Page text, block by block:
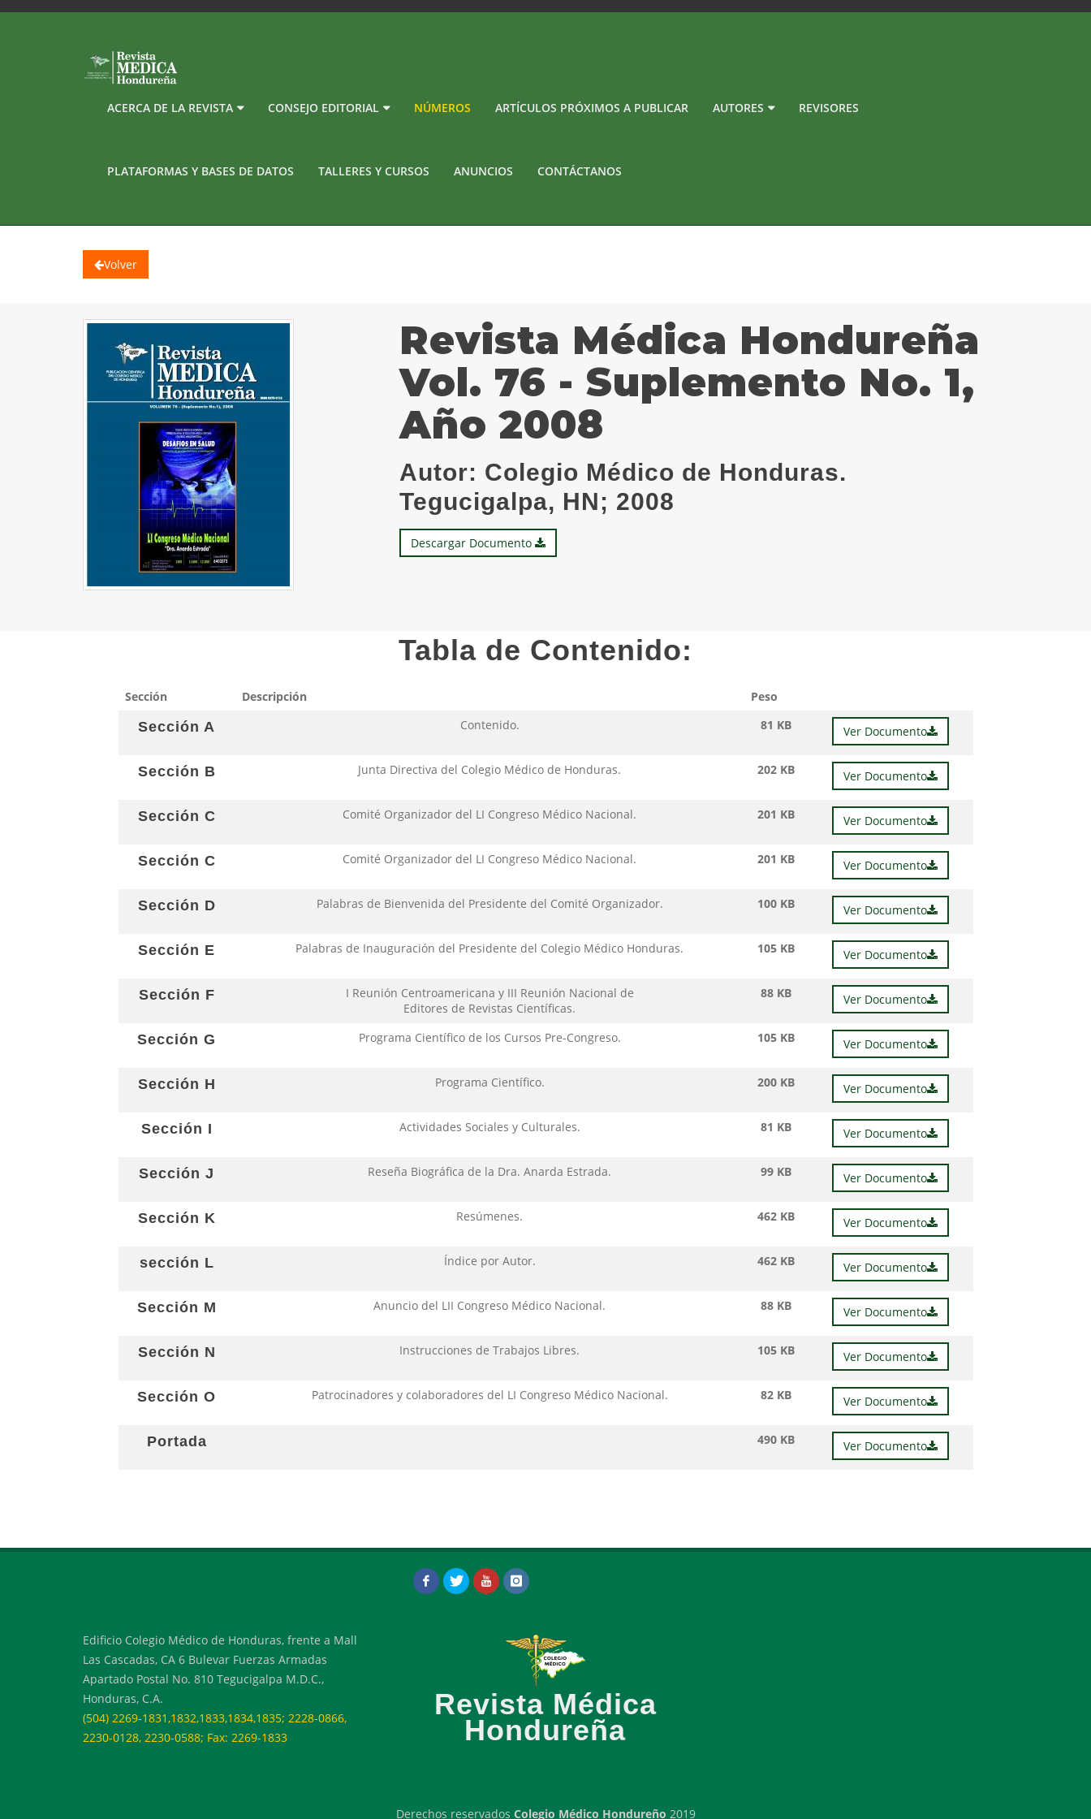
ACERCA DE LA REVISTA CONSEJO EDITORIAL NÚMEROS ARTÍCULOS PRÓXIMOS A PUBLICAR AUTORES REVISORES
PLATAFORMAS Y BASES DE DATOS TALLERES Y CURSOS ANUNCIOS CONTÁCTANOS
Volver
Revista Médica Hondureña
Vol. 76 - Suplemento No. 1,
Año 2008
Autor: Colegio Médico de Honduras.
Tegucigalpa, HN; 2008
Descargar Documento
Tabla de Contenido:
Sección Descripción Peso
Sección A Contenido. 81 KB Ver Documento
Sección B Junta Directiva del Colegio Médico de Honduras. 202 KB Ver Documento
Sección C Comité Organizador del LI Congreso Médico Nacional. 201 KB Ver Documento
Sección C Comité Organizador del LI Congreso Médico Nacional. 201 KB Ver Documento
Sección D Palabras de Bienvenida del Presidente del Comité Organizador. 100 KB Ver Documento
Sección E Palabras de Inauguración del Presidente del Colegio Médico Honduras. 105 KB Ver Documento
Sección F
I Reunión Centroamericana y III Reunión Nacional de
Editores de Revistas Científicas.
88 KB Ver Documento
Sección G Programa Científico de los Cursos Pre-Congreso. 105 KB Ver Documento
Sección H Programa Científico. 200 KB Ver Documento
Sección I Actividades Sociales y Culturales. 81 KB Ver Documento
Sección J Reseña Biográfica de la Dra. Anarda Estrada. 99 KB Ver Documento
Sección K Resúmenes. 462 KB Ver Documento
sección L Índice por Autor. 462 KB Ver Documento
Sección M Anuncio del LII Congreso Médico Nacional. 88 KB Ver Documento
Sección N Instrucciones de Trabajos Libres. 105 KB Ver Documento
Sección O Patrocinadores y colaboradores del LI Congreso Médico Nacional. 82 KB Ver Documento
Portada 490 KB Ver Documento
Edificio Colegio Médico de Honduras, frente a Mall
Las Cascadas, CA 6 Bulevar Fuerzas Armadas
Apartado Postal No. 810 Tegucigalpa M.D.C.,
Honduras, C.A.
(504) 2269-1831,1832,1833,1834,1835; 2228-0866,
2230-0128, 2230-0588; Fax: 2269-1833
Revista Médica
Hondureña
Derechos reservados Colegio Médico Hondureño 2019